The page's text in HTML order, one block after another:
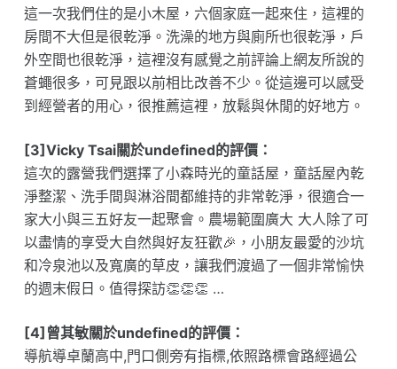
這一次我們住的是小木屋，六個家庭一起來住，這裡的
房間不大但是很乾淨。洗澡的地方與廁所也很乾淨，戶
外空間也很乾淨，這裡沒有感覺之前評論上網友所說的
蒼蠅很多，可見跟以前相比改善不少。從這邊可以感受
到經營者的用心，很推薦這裡，放鬆與休閒的好地方。
[3]Vicky Tsai關於undefined的評價：
這次的露營我們選擇了小森時光的童話屋，童話屋內乾
淨整潔、洗手間與淋浴間都維持的非常乾淨，很適合一
家大小與三五好友一起聚會。農場範圍廣大 大人除了可
以盡情的享受大自然與好友狂歡🎉，小朋友最愛的沙坑
和冷泉池以及寬廣的草皮，讓我們渡過了一個非常愉快
的週末假日。值得探訪👏👏👏 …
[4]曾其敏關於undefined的評價：
導航導卓蘭高中,門口側旁有指標,依照路標會路經過公